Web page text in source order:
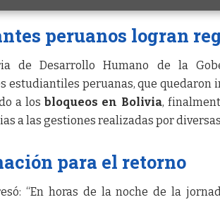
peruanos logran
de Desarrollo Humano de la
estudiantiles peruanas, que quedaron
a losbloqueos en Bolivia,
a las gestiones realizadas por
para el retorno
“En horas de la noche de la